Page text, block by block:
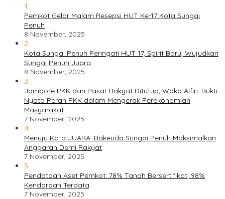
1
Pemkot Gelar Malam Resepsi HUT Ke-17 Kota Sungai
Penuh
8 November, 2025
2
Kota Sungai Penuh Peringati HUT 17, Spirit Baru, Wujudkan
Sungai Penuh Juara
8 November, 2025
3
Jambore PKK dan Pasar Rakyat Ditutup, Wako Alfin: Bukti
Nyata Peran PKK dalam Mengerak Perekonomian
Masyarakat
7 November, 2025
4
Menuju Kota JUARA: Bakeuda Sungai Penuh Maksimalkan
Anggaran Demi Rakyat
7 November, 2025
5
Pendataan Aset Pemkot: 78% Tanah Bersertifikat, 98%
Kendaraan Terdata
7 November, 2025